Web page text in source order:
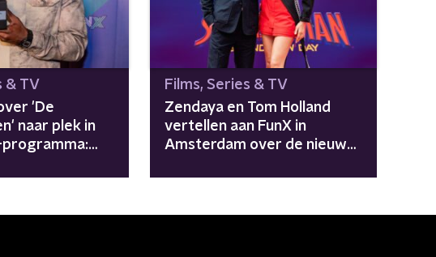
& TV
'De
naar plek in
programma:
Films, Series & TV
Zendaya en Tom Holland
vertellen aan FunX in
Amsterdam over de nieuwe